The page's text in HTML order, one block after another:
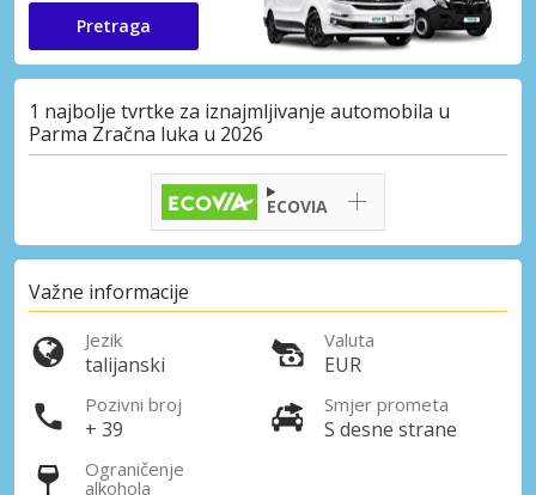
Pretraga
1 najbolje tvrtke za iznajmljivanje automobila u
Parma Zračna luka u 2026
ECOVIA
Važne informacije
Jezik
talijanski
Valuta
EUR
Pozivni broj
+ 39
Smjer prometa
S desne strane
Ograničenje
alkohola